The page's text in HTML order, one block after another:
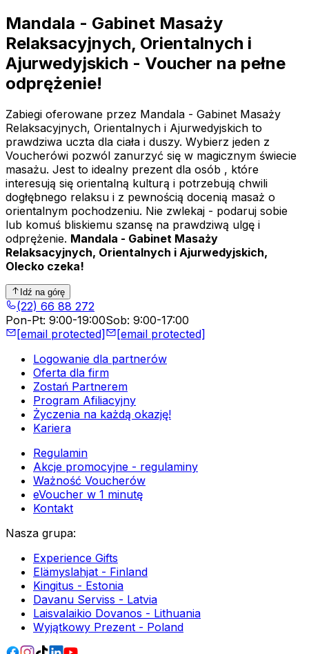
Mandala - Gabinet Masaży
Relaksacyjnych, Orientalnych i
Ajurwedyjskich - Voucher na pełne
odprężenie!
Zabiegi oferowane przez Mandala - Gabinet Masaży
Relaksacyjnych, Orientalnych i Ajurwedyjskich to
prawdziwa uczta dla ciała i duszy. Wybierz jeden z
Voucherówi pozwól zanurzyć się w magicznym świecie
masażu. Jest to idealny prezent dla osób , które
interesują się orientalną kulturą i potrzebują chwili
dogłębnego relaksu i z pewnością docenią masaż o
orientalnym pochodzeniu. Nie zwlekaj - podaruj sobie
lub komuś bliskiemu szansę na prawdziwą ulgę i
odprężenie. Mandala - Gabinet Masaży
Relaksacyjnych, Orientalnych i Ajurwedyjskich,
Olecko czeka!
Idź na górę
(22) 66 88 272
Pon-Pt: 9:00-19:00Sob: 9:00-17:00
[email protected]
[email protected]
Logowanie dla partnerów
Oferta dla firm
Zostań Partnerem
Program Afiliacyjny
Życzenia na każdą okazję!
Kariera
Regulamin
Akcje promocyjne - regulaminy
Ważność Voucherów
eVoucher w 1 minutę
Kontakt
Nasza grupa:
Experience Gifts
Elämyslahjat - Finland
Kingitus - Estonia
Davanu Serviss - Latvia
Laisvalaikio Dovanos - Lithuania
Wyjątkowy Prezent - Poland